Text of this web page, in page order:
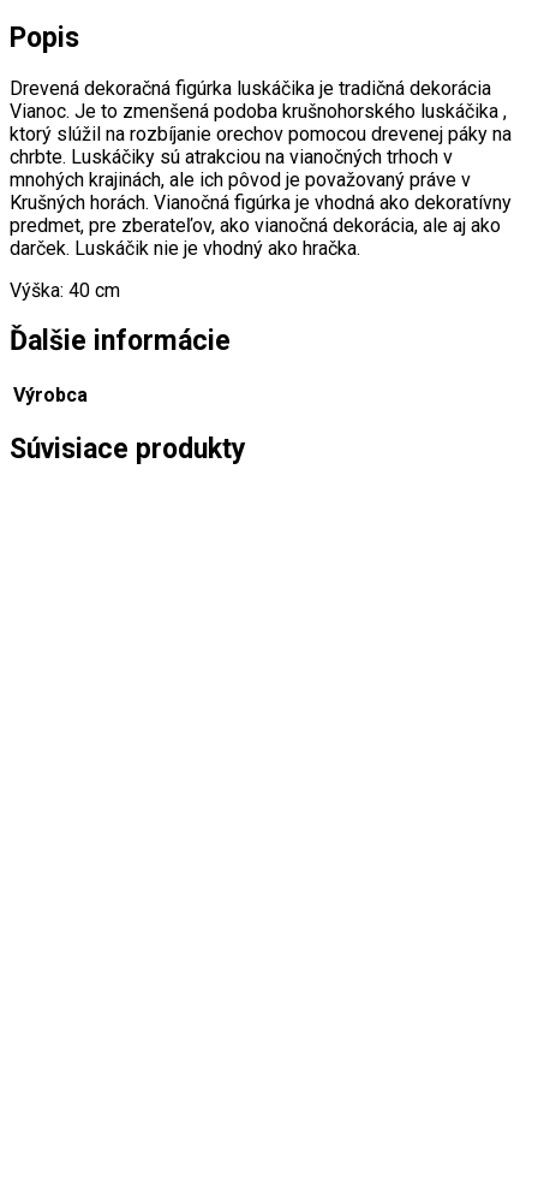
Popis
Drevená dekoračná figúrka luskáčika je tradičná dekorácia
Vianoc. Je to zmenšená podoba krušnohorského luskáčika ,
ktorý slúžil na rozbíjanie orechov pomocou drevenej páky na
chrbte. Luskáčiky sú atrakciou na vianočných trhoch v
mnohých krajinách, ale ich pôvod je považovaný práve v
Krušných horách. Vianočná figúrka je vhodná ako dekoratívny
predmet, pre zberateľov, ako vianočná dekorácia, ale aj ako
darček. Luskáčik nie je vhodný ako hračka.
Výška: 40 cm
Ďalšie informácie
Výrobca
Súvisiace produkty